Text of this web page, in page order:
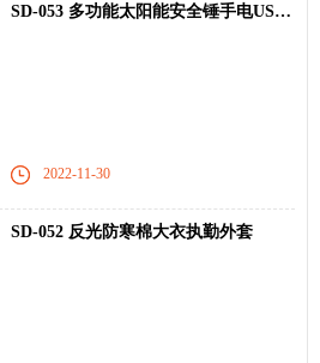
SD-053 多功能太阳能安全锤手电USB充电
2022-11-30
SD-052 反光防寒棉大衣执勤外套